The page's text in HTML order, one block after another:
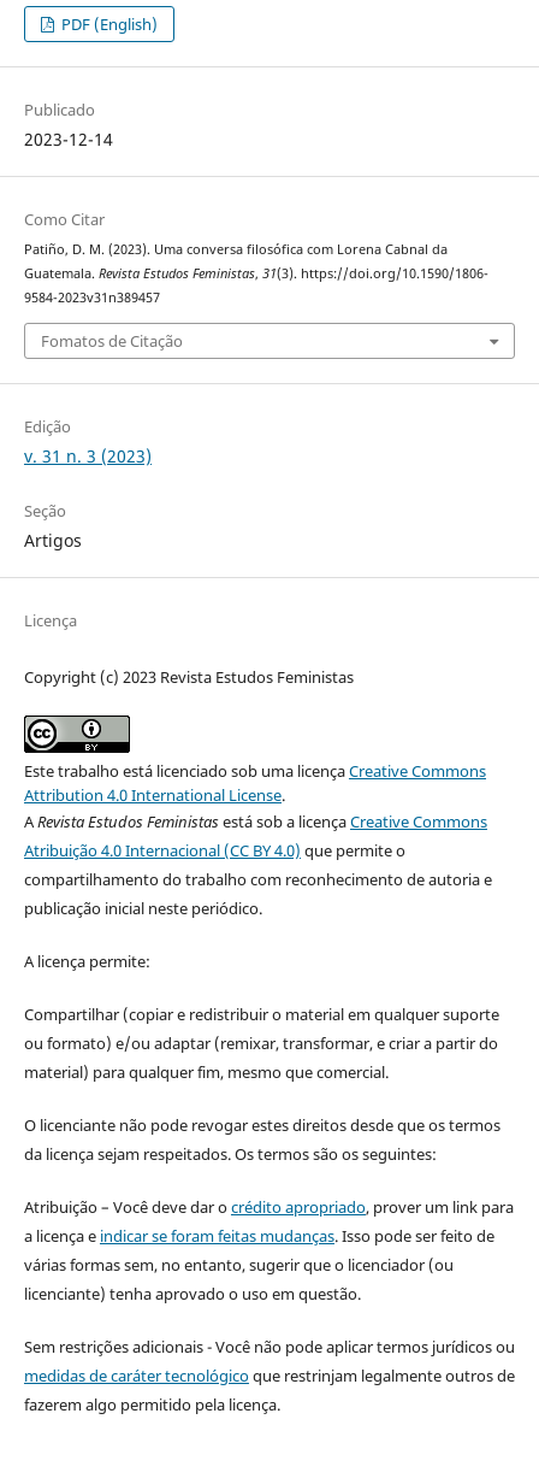
PDF (English)
Publicado
2023-12-14
Como Citar
Patiño, D. M. (2023). Uma conversa filosófica com Lorena Cabnal da
Guatemala. Revista Estudos Feministas, 31(3). https://doi.org/10.1590/1806-
9584-2023v31n389457
Fomatos de Citação
Edição
v. 31 n. 3 (2023)
Seção
Artigos
Licença
Copyright (c) 2023 Revista Estudos Feministas
Este trabalho está licenciado sob uma licençaCreative Commons
Attribution 4.0 International License.
ARevista Estudos Feministasestá sob a licençaCreative Commons
Atribuição 4.0 Internacional (CC BY 4.0) que permite o
compartilhamento do trabalho com reconhecimento de autoria e
publicação inicial neste periódico.
A licença permite:
Compartilhar (copiar e redistribuir o material em qualquer suporte
ou formato) e/ou adaptar (remixar, transformar, e criar a partir do
material) para qualquer fim, mesmo que comercial.
O licenciante não pode revogar estes direitos desde que os termos
da licença sejam respeitados. Os termos são os seguintes:
Atribuição – Você deve dar ocrédito apropriado, prover um link para
a licença e indicar se foram feitas mudanças. Isso pode ser feito de
várias formas sem, no entanto, sugerir que o licenciador (ou
licenciante) tenha aprovado o uso em questão.
Sem restrições adicionais - Você não pode aplicar termos jurídicos ou
medidas de caráter tecnológicoque restrinjam legalmente outros de
fazerem algo permitido pela licença.